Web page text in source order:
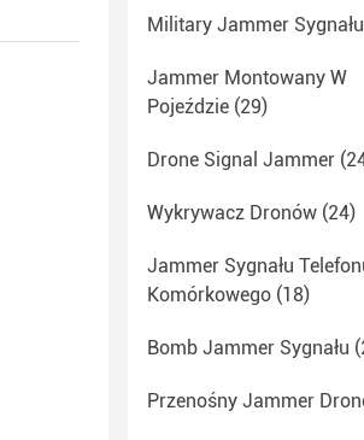
Military Jammer Sygnału
Jammer Montowany W
Pojeździe (29)
Drone Signal Jammer
Wykrywacz Dronów (24)
Jammer Sygnału
Komórkowego (18)
Bomb Jammer Sygnału
Przenośny Jammer